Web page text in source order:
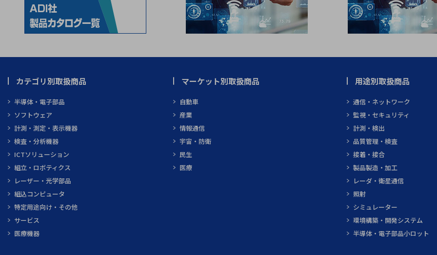
カテゴリ別取扱商品
半導体・電子部品
ソフトウェア
計測・測定・表示機器
検査・分析機器
ICTソリューション
組立・ロボティクス
レーザー・光学部品
組込コンピュータ
特定用途向け・その他
サービス
医療機器
マーケット別取扱商品
自動車
産業
情報通信
宇宙・防衛
民生
医療
用途別取扱商品
通信・ネットワーク
監視・セキュリティ
計測・検出
品質管理・検査
接着・接合
製品製造・加工
レーダ・衛星通信
照射
シミュレーター
環境構築・開発システム
半導体・電子部品小ロット